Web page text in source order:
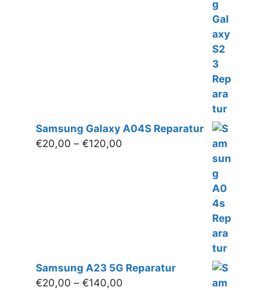
Samsung Galaxy A04S Reparatur
€20,00 – €120,00
Samsung A23 5G Reparatur
€20,00 – €140,00